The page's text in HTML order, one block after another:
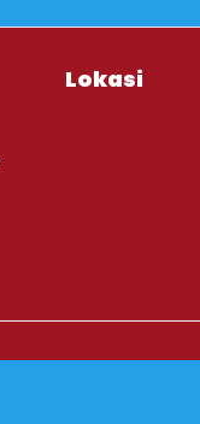
Lokasi